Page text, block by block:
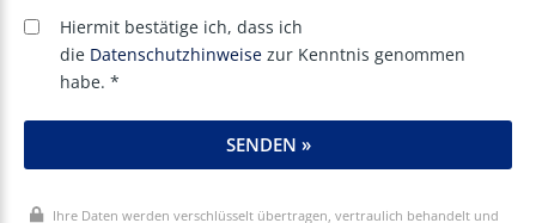
Hiermit bestätige ich, dass ich
die Datenschutzhinweise zur Kenntnis genommen
habe. *
SENDEN »
Ihre Daten werden verschlüsselt übertragen, vertraulich behandelt und